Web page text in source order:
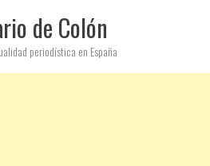
de Colón
periodística en España